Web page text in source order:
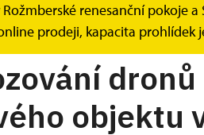
renesanční pokoje
prodeji, kapacita prohlídek
dronů
objektu